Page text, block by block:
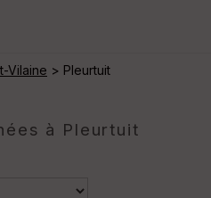
Vilaine > Pleurtuit
à Pleurtuit